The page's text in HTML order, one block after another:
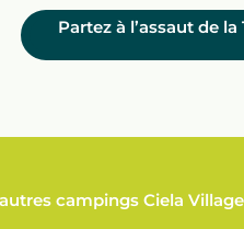
Partez à l’assaut de
campings Ciela Village